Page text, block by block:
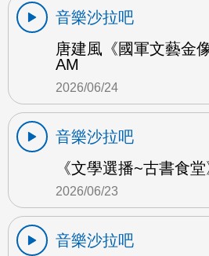
音樂沙拉吧
唐建風《國軍文藝金
AM
2026/06/24
音樂沙拉吧
《文學選播~古書食
2026/06/23
音樂沙拉吧